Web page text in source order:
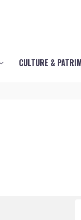
CULTURE &